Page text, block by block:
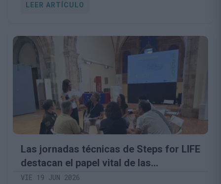
LEER ARTÍCULO
Las jornadas técnicas de Steps for LIFE
destacan el papel vital de las
comunidades rurales en la
VIE 19 JUN 2026